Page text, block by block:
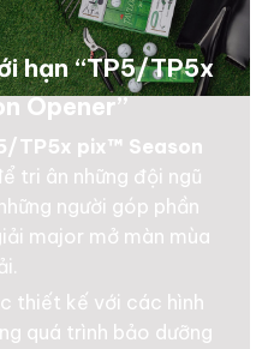
hạn “TP5/TP5x
Opener”
TP5x pix™ Season
tri ân những đội ngũ
người góp phần
major mở màn mùa
thiết kế với các hình
quá trình bảo dưỡng